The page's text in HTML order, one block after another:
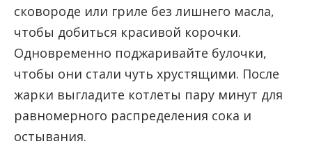
сковороде или гриле без лишнего масла,
чтобы добиться красивой корочки.
Одновременно поджаривайте булочки,
чтобы они стали чуть хрустящими. После
жарки выгладите котлеты пару минут для
равномерного распределения сока и
остывания.